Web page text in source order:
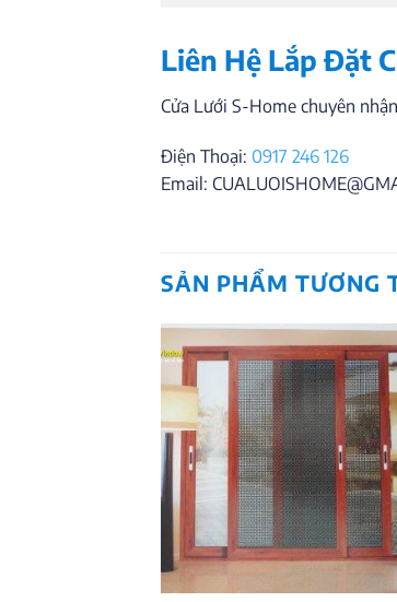
Liên Hệ Lắp Đặt
Cửa Lưới S-Home chuyên
Điện Thoại: 0917 246 126
Email:
SẢN PHẨM TƯƠNG